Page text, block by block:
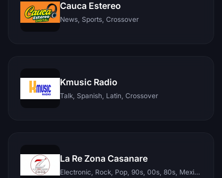
Cauca Estereo
News, Sports, Crossover
Kmusic Radio
Talk, Spanish, Latin, Crossover
La Re Zona Casanare
Electronic, Rock, Pop, 90s, 00s, 80s, Mexican, Ranchera, Reggaeton, Instrumental, Salsa, Merengue, Tropical, Romantic, Vallenato, Llanera